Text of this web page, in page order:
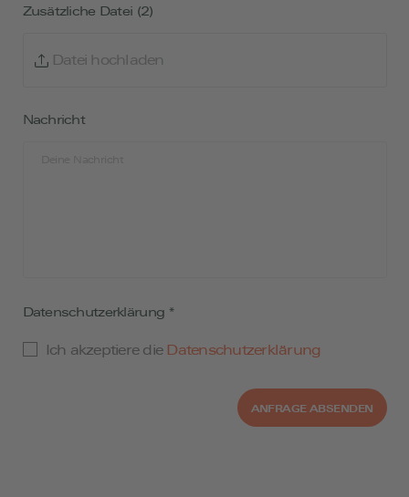
Zusätzliche Datei (2)
Datei hochladen
Nachricht
Datenschutzerklärung *
Ich akzeptiere die Datenschutzerklärung
ANFRAGE ABSENDEN